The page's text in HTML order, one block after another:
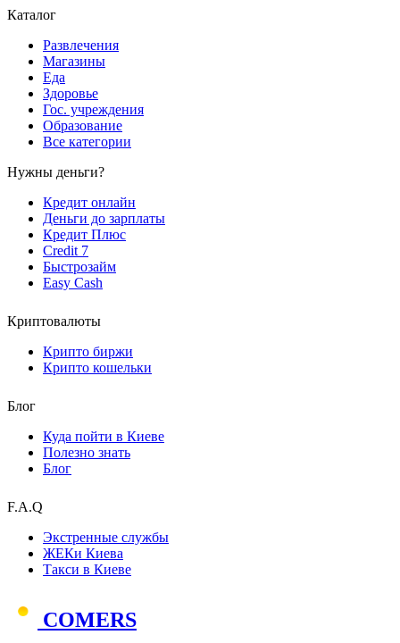
Каталог
Развлечения
Магазины
Еда
Здоровье
Гос. учреждения
Образование
Все категории
Нужны деньги?
Кредит онлайн
Деньги до зарплаты
Кредит Плюс
Credit 7
Быстрозайм
Easy Cash
Криптовалюты
Крипто биржи
Крипто кошельки
Блог
Куда пойти в Киеве
Полезно знать
Блог
F.A.Q
Экстренные службы
ЖЕКи Киева
Такси в Киеве
COMERS